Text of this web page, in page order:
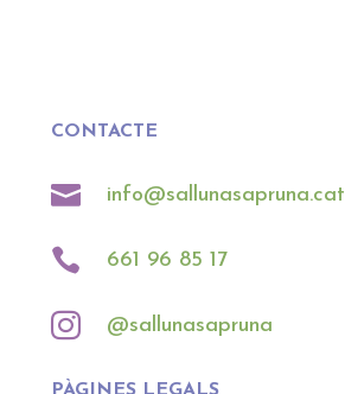
CONTACTE
 info@sallunasapruna.cat
 661 96 85 17
 @sallunasapruna